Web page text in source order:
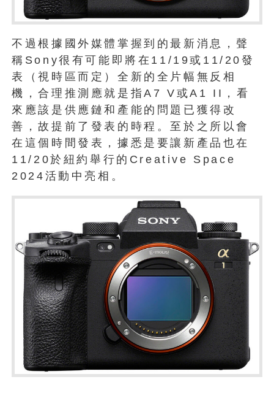
不過根據國外媒體掌握到的最新消息，聲
稱Sony很有可能即將在11/19或11/20發
表（視時區而定）全新的全片幅無反相
機，合理推測應就是指A7 V或A1 II，看
來應該是供應鏈和產能的問題已獲得改
善，故提前了發表的時程。至於之所以會
在這個時間發表，據悉是要讓新產品也在
11/20於紐約舉行的Creative Space
2024活動中亮相。